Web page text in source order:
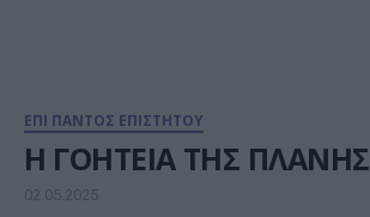
ΕΠΙ ΠΑΝΤΟΣ ΕΠΙΣΤΗΤΟΥ
Η ΓΟΗΤΕΙΑ ΤΗΣ ΠΛΑΝΗΣ
02.05.2025